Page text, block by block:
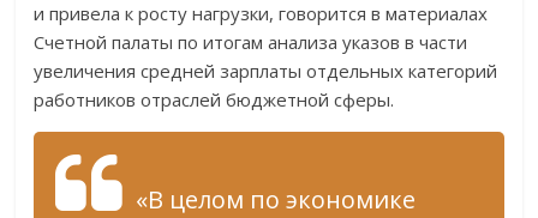
и привела к росту нагрузки, говорится в материалах
Счетной палаты по итогам анализа указов в части
увеличения средней зарплаты отдельных категорий
работников отраслей бюджетной сферы.
«В целом по экономике